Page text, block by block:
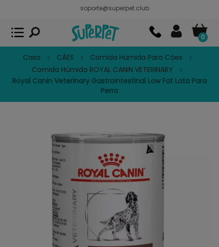
soporte@superpet.club
0
Casa CÃES
Comida Húmida Para Câes
Comida Húmida ROYAL CANIN VETERINARY
Royal Canin Veterinary Gastrointestinal Low Fat Lata Para
Perro
Superpet, comida para mascotas
APP GRATIS - En Google Play